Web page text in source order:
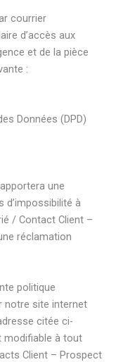
courrier
d’accès aux
et de la pièce
:
Données (DPD)
une
d’impossibilité à
/ Contact Client –
réclamation
politique
notre site internet
citée ci-
modifiable à tout
Client – Prospect